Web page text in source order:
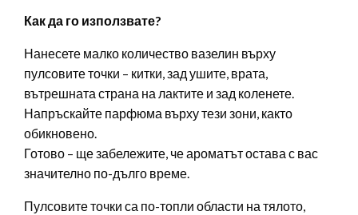
Как да го използвате?
Нанесете малко количество вазелин върху
пулсовите точки – китки, зад ушите, врата,
вътрешната страна на лактите и зад коленете.
Напръскайте парфюма върху тези зони, както
обикновено.
Готово – ще забележите, че ароматът остава с вас
значително по-дълго време.
Пулсовите точки са по-топли области на тялото,